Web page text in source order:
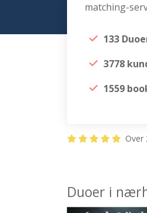
matching-
133
3778
1559
Over
Duoer i